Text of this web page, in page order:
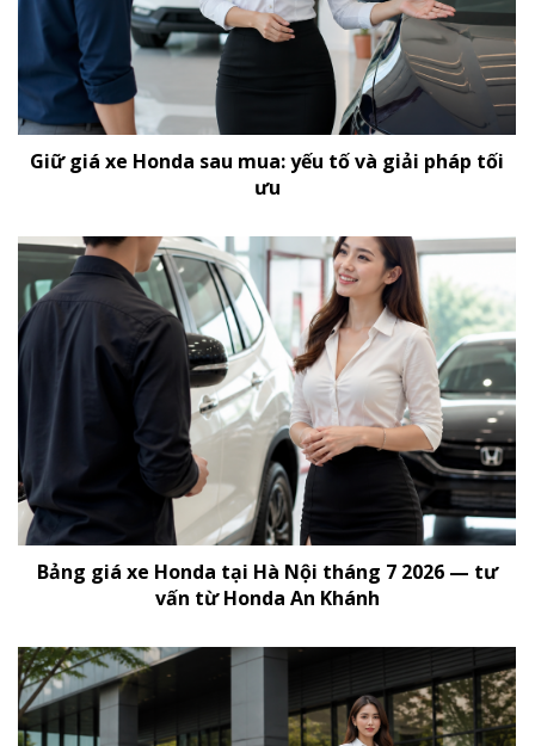
Giữ giá xe Honda sau mua: yếu tố và giải pháp tối
ưu
Bảng giá xe Honda tại Hà Nội tháng 7 2026 — tư
vấn từ Honda An Khánh